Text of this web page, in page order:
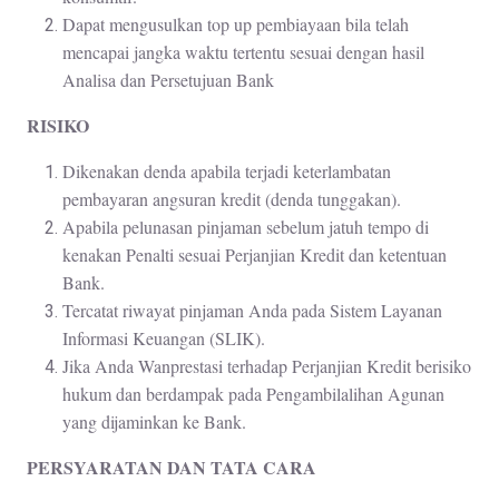
Dapat mengusulkan top up pembiayaan bila telah
mencapai jangka waktu tertentu sesuai dengan hasil
Analisa dan Persetujuan Bank
RISIKO
Dikenakan denda apabila terjadi keterlambatan
pembayaran angsuran kredit (denda tunggakan).
Apabila pelunasan pinjaman sebelum jatuh tempo di
kenakan Penalti sesuai Perjanjian Kredit dan ketentuan
Bank.
Tercatat riwayat pinjaman Anda pada Sistem Layanan
Informasi Keuangan (SLIK).
Jika Anda Wanprestasi terhadap Perjanjian Kredit berisiko
hukum dan berdampak pada Pengambilalihan Agunan
yang dijaminkan ke Bank.
PERSYARATAN DAN TATA CARA